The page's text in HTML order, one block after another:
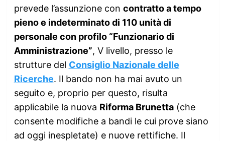
prevede l’assunzione con contratto a tempo
pieno e indeterminato di 110 unità di
personale con profilo “Funzionario di
Amministrazione”, V livello, presso le
strutture del Consiglio Nazionale delle
Ricerche. Il bando non ha mai avuto un
seguito e, proprio per questo, risulta
applicabile la nuova Riforma Brunetta(che
consente modifiche a bandi le cui prove siano
ad oggi inespletate) e nuove rettifiche. Il